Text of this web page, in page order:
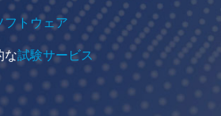
フトウェア
な試験サービス